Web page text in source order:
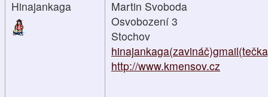
Hinajankaga
Martin Svoboda
Osvobození 3
Stochov
http://www.kmensov.cz